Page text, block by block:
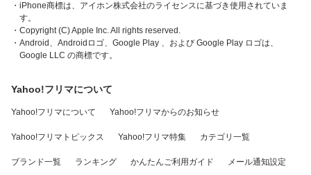
・iPhone商標は、アイホン株式会社のライセンスに基づき使用されていま
す。
・Copyright (C) Apple Inc. All rights reserved.
・Android、Androidロゴ、Google Play 、および Google Play ロゴは、
Google LLC の商標です。
Yahoo!フリマについて
Yahoo!フリマについて Yahoo!フリマからのお知らせ
Yahoo!フリマトピックス Yahoo!フリマ特集 カテゴリ一覧
ブランド一覧 ランキング かんたんご利用ガイド メール通知設定